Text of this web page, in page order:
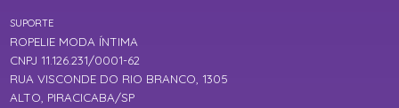
SUPORTE
ROPELIE MODA ÍNTIMA
CNPJ 11.126.231/0001-62
RUA VISCONDE DO RIO BRANCO, 1305
ALTO, PIRACICABA/SP